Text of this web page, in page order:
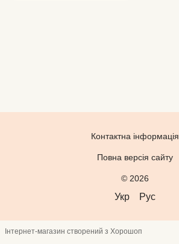
Контактна інформація
Повна версія сайту
© 2026
Укр Рус
Інтернет-магазин створений з Хорошоп